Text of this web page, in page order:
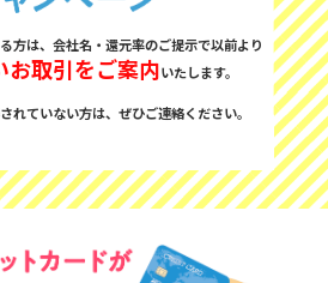
方は、会社名・還元率のご提示で以前より
お取引をご案内いたします。
れていない方は、ぜひご連絡ください。